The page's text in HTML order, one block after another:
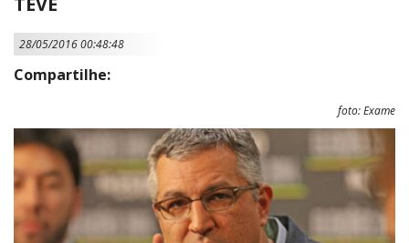
28/05/2016 00:48:48
Compartilhe:
foto: Exame